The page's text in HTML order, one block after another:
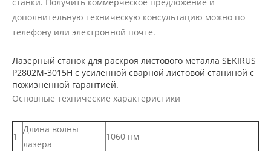
станки. Получить коммерческое предложение и
дополнительную техническую консультацию можно по
телефону или электронной почте.
Лазерный станок для раскроя листового металла SEKIRUS
P2802M-3015H с усиленной сварной листовой станиной с
пожизненной гарантией.
Основные технические характеристики
1
Длина волны
лазера
1060 нм